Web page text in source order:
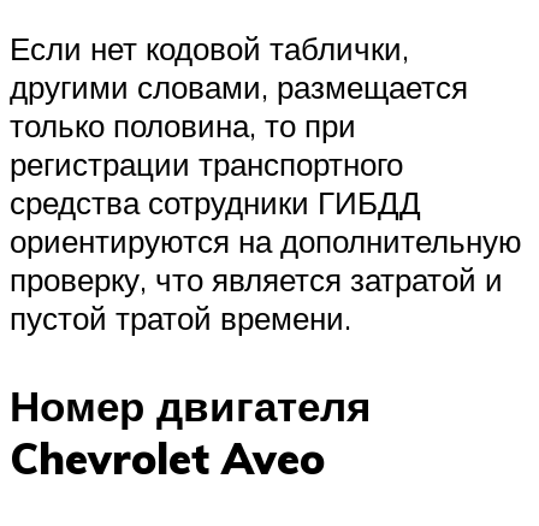
Если нет кодовой таблички,
другими словами, размещается
только половина, то при
регистрации транспортного
средства сотрудники ГИБДД
ориентируются на дополнительную
проверку, что является затратой и
пустой тратой времени.
Номер двигателя
Chevrolet Aveo